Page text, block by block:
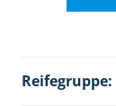
Reifegruppe: